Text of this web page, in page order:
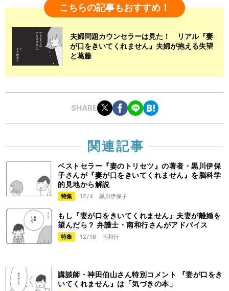
こちらの記事もおすすめ！
夫婦問題カウンセラーは見た！ リアル『妻
が口をきいてくれません』夫婦が抱える失望
と葛藤
SHARE
関連記事
ベストセラー『妻のトリセツ』の著者・黒川伊保
子さんが『妻が口をきいてくれません』を脳科学
的見地から解説
特集 12/4 黒川伊保子
もし『妻が口をきいてくれません』夫妻が離婚を
望んだら？ 弁護士・南和行さんがアドバイス
特集 12/16 南和行
講談師・神田伯山さん特別コメント 『妻が口をき
いてくれません』は「気づきの本」